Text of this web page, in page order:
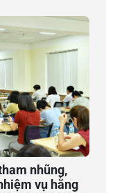
nhũng,
vụ hằng